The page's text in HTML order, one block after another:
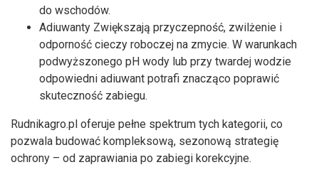
do wschodów.
Adiuwanty Zwiększają przyczepność, zwilżenie i
odporność cieczy roboczej na zmycie. W warunkach
podwyższonego pH wody lub przy twardej wodzie
odpowiedni adiuwant potrafi znacząco poprawić
skuteczność zabiegu.
Rudnikagro.pl oferuje pełne spektrum tych kategorii, co
pozwala budować kompleksową, sezonową strategię
ochrony – od zaprawiania po zabiegi korekcyjne.